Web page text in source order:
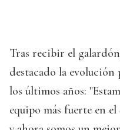
Tras recibir el
destacado la evolución
los últimos años:
equipo más fuerte en